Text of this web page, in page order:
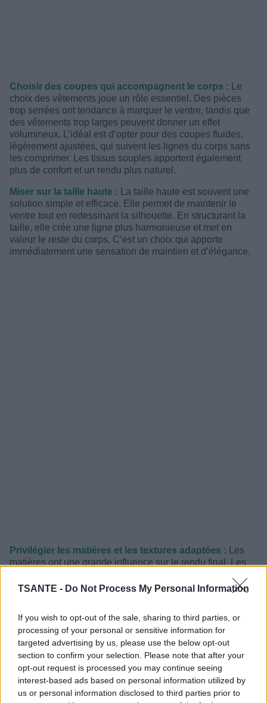
TSANTE - Do Not Process My Personal Information
If you wish to opt-out of the sale, sharing to third parties, or
processing of your personal or sensitive information for
targeted advertising by us, please use the below opt-out
section to confirm your selection. Please note that after your
opt-out request is processed you may continue seeing
interest-based ads based on personal information utilized by
us or personal information disclosed to third parties prior to
Choisir des coupes qui accompagnent le corps :
Le
choix des vêtements joue un rôle essentiel. Des pièces
trop serrées ont tendance à marquer le ventre, tandis que
des vêtements trop larges peuvent donner un effet
volumineux. L’idéal est d’opter pour des coupes fluides,
légèrement ajustées, qui suivent les lignes du corps sans
les comprimer. Les tissus souples apportent également
plus de confort et un rendu plus naturel.
Miser sur la taille haute :
La taille haute est souvent une
solution simple et efficace. Elle permet de maintenir le
ventre tout en redessinant la silhouette. En structurant la
taille, elle crée une ligne plus harmonieuse et met en
valeur le reste du corps. C’est un choix qui apporte
immédiatement une sensation de maintien et d’élégance.
Privilégier les matières et les textures adaptées :
Les
matières ont une grande influence sur le rendu final. Les
volumes, tandis que les matières fluides et légèrement
silhouette plus équilibrée.
Jouer avec les couleurs et les lignes :Les couleurs
peuvent aider à structurer une tenue. Les tons plus
sombres ont tendance à affiner visuellement, tandis que
les looks monochromes créent une continuité qui allonge
la silhouette. Les lignes verticales, discrètes, peuvent